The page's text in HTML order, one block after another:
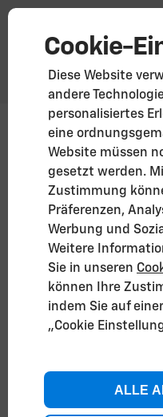
Cookie-
Diese Website
andere
personalisiertes
eine
Website müssen
gesetzt werden.
Zustimmung
Präferenzen,
Werbung und
Weitere
Sie in unseren
können Ihre
indem Sie auf
„Cookie
ALLE
Chevrolet Corvette
einem
Experten
Teilen Sie uns